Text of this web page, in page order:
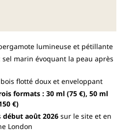
lumineuse et pétillante
marin évoquant la peau après
flotté doux et enveloppant
formats : 30 ml (75 €), 50 ml
€)
début août 2026 sur le site et en
London